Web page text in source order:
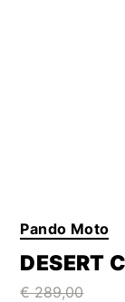
Pando Moto
DESERT
€ 289,00